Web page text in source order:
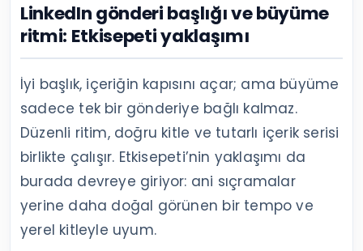
LinkedIn gönderi başlığı ve büyüme
ritmi: Etkisepeti yaklaşımı
İyi başlık, içeriğin kapısını açar; ama büyüme
sadece tek bir gönderiye bağlı kalmaz.
Düzenli ritim, doğru kitle ve tutarlı içerik serisi
birlikte çalışır. Etkisepeti’nin yaklaşımı da
burada devreye giriyor: ani sıçramalar
yerine daha doğal görünen bir tempo ve
yerel kitleyle uyum.